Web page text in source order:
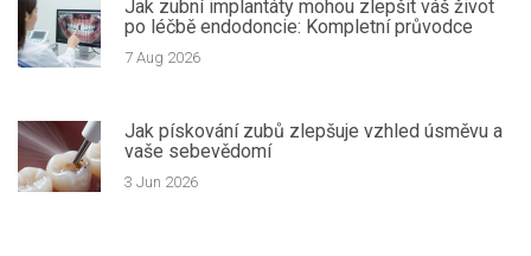
Jak zubní implantáty mohou zlepšit váš život
po léčbě endodoncie: Kompletní průvodce
7 Aug 2026
Jak pískování zubů zlepšuje vzhled úsměvu a
vaše sebevědomí
3 Jun 2026